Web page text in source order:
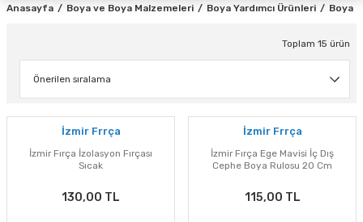
Anasayfa Boya ve Boya Malzemeleri Boya Yardımcı Ürünleri Boya
Toplam 15 ürün
İzmir Frrça
İzmir Fırça İzolasyon Fırçası
Sıcak
130,00 TL
İzmir Frrça
İzmir Fırça Ege Mavisi İç Dış
Cephe Boya Rulosu 20 Cm
115,00 TL